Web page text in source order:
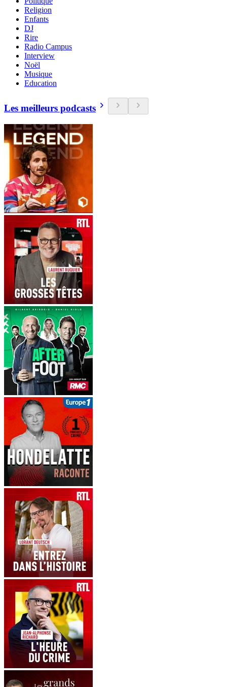
Religion
Enfants
DJ
Rire
Radio Campus
Interview
Noël
Musique
Education
Les meilleurs podcasts